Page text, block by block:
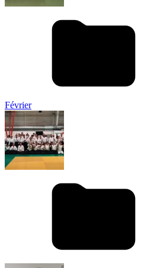
Février